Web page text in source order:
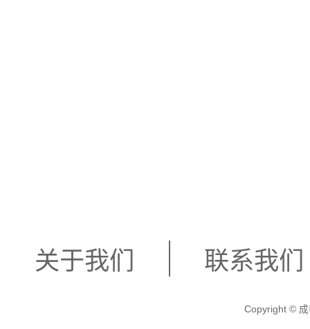
关于我们 联系我们
Copyright © 成